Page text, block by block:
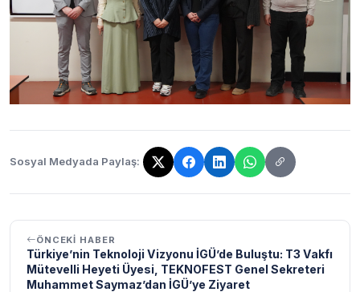
Sosyal Medyada Paylaş:
Bağlantı kopyalandı!
ÖNCEKI HABER
Türkiye’nin Teknoloji Vizyonu İGÜ’de Buluştu: T3 Vakfı
Mütevelli Heyeti Üyesi, TEKNOFEST Genel Sekreteri
Muhammet Saymaz’dan İGÜ’ye Ziyaret